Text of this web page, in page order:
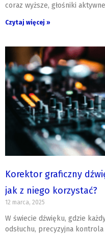
coraz wyższe, głośniki
Czytaj więcej »
Korektor graficzny
jak z niego korzystać?
12 marca, 2025
W świecie dźwięku, gdzie
odsłuchu, precyzyjna